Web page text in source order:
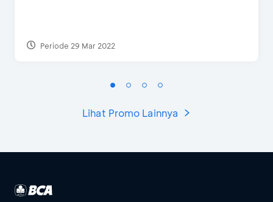
Periode 29 Mar 2022
Lihat Promo Lainnya